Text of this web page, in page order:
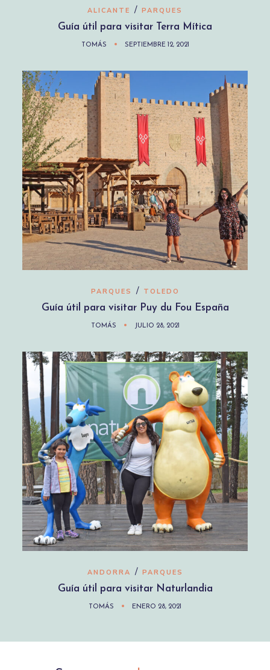
ALICANTE / PARQUES
Guía útil para visitar Terra Mítica
TOMÁS SEPTIEMBRE 12, 2021
PARQUES / TOLEDO
Guía útil para visitar Puy du Fou España
TOMÁS JULIO 28, 2021
ANDORRA / PARQUES
Guía útil para visitar Naturlandia
TOMÁS ENERO 28, 2021